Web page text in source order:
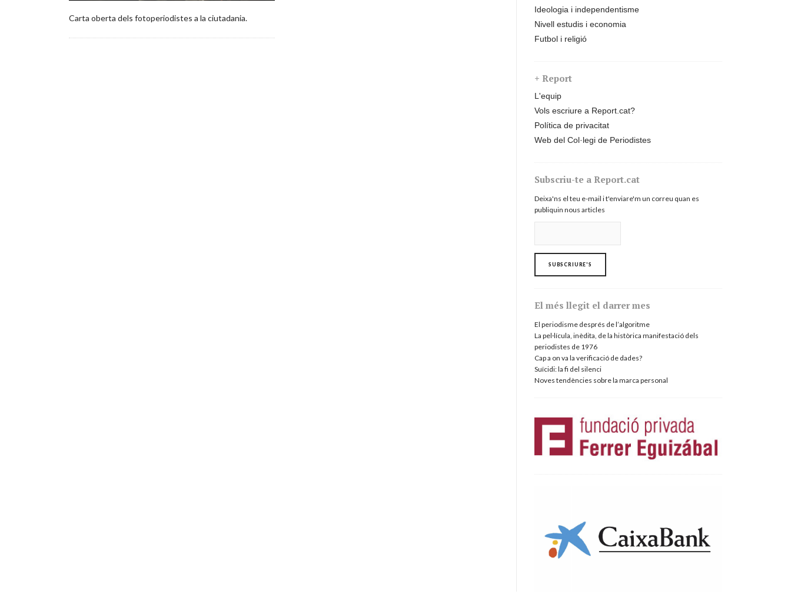
Carta oberta dels fotoperiodistes a la ciutadania.
Ideologia i independentisme
Nivell estudis i economia
Futbol i religió
+ Report
L'equip
Vols escriure a Report.cat?
Política de privacitat
Web del Col·legi de Periodistes
Subscriu-te a Report.cat
Deixa'ns el teu e-mail i t'enviare'm un correu quan es
publiquin nous articles
El més llegit el darrer mes
El periodisme després de l’algoritme
La pel·lícula, inèdita, de la històrica manifestació dels
periodistes de 1976
Cap a on va la verificació de dades?
Suïcidi: la fi del silenci
Noves tendències sobre la marca personal